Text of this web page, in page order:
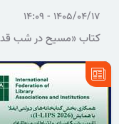
۱۴۰۵/۰۴/۱۷ - ۱۴:۰۹
کتاب «مسیح در شب قدر»
۱۳۹۴، بخشی از
همزیستی پیروان ادیان